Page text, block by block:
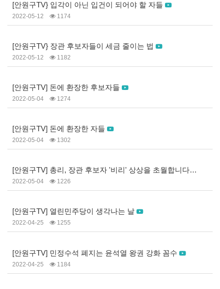
[안원구TV} 입각이 아닌 입건이 되어야 할 자들
2022-05-12 1174
[안원구TV} 장관 후보자들이 세금 줄이는 법
2022-05-12 1182
[안원구TV] 돈에 환장한 후보자들
2022-05-04 1274
[안원구TV] 돈에 환장한 자들
2022-05-04 1302
[안원구TV] 총리, 장관 후보자 '비리' 상상을 초월합니다
2022-05-04 1226
[안원구TV] 열린민주당이 생각나는 날
2022-04-25 1255
[안원구TV] 민정수석 폐지는 윤석열 왕권 강화 꼼수
2022-04-25 1184